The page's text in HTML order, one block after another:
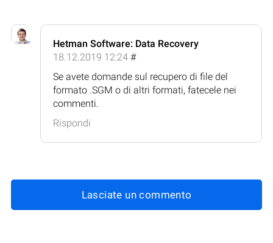
Hetman Software: Data Recovery
18.12.2019 12:24 #
Se avete domande sul recupero di file del
formato .SGM o di altri formati, fatecele nei
commenti.
Rispondi
Lasciate un commento